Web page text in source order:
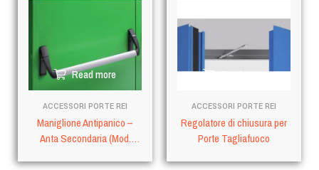
Read more
ACCESSORI PORTE REI
Maniglione Antipanico –
Anta Secondaria (Mod.
Read more
ACCESSORI PORTE REI
Regolatore di chiusura per
Porte Tagliafuoco